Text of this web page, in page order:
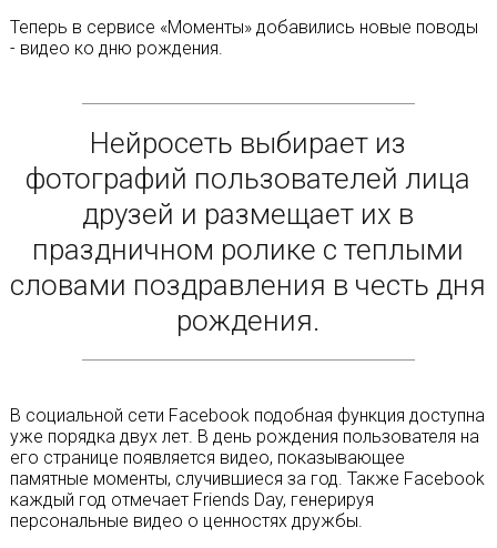
Теперь в сервисе «Моменты» добавились новые поводы
- видео ко дню рождения.
Нейросеть выбирает из
фотографий пользователей лица
друзей и размещает их в
праздничном ролике с теплыми
словами поздравления в честь дня
рождения.
В социальной сети Facebook подобная функция доступна
уже порядка двух лет. В день рождения пользователя на
его странице появляется видео, показывающее
памятные моменты, случившиеся за год. Также Facebook
каждый год отмечает Friends Day, генерируя
персональные видео о ценностях дружбы.